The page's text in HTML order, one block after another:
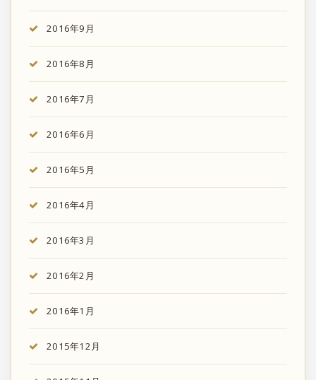
2016年9月
2016年8月
2016年7月
2016年6月
2016年5月
2016年4月
2016年3月
2016年2月
2016年1月
2015年12月